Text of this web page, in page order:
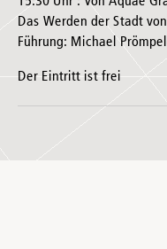
Das Werden der Stadt
Führung: Michael
Der Eintritt ist frei